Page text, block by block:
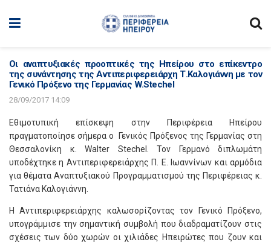
Οι αναπτυξιακές προοπτικές της Ηπείρου στο επίκεντρο
της συνάντησης της Αντιπεριφερειάρχη Τ.Καλογιάννη με τον
Γενικό Πρόξενο της Γερμανίας W.Stechel
28/09/2017 14:09
Εθιμοτυπική επίσκεψη στην Περιφέρεια Ηπείρου
πραγματοποίησε σήμερα ο Γενικός Πρόξενος της Γερμανίας στη
Θεσσαλονίκη κ. Walter Stechel. Τον Γερμανό διπλωμάτη
υποδέχτηκε η Αντιπεριφερειάρχης Π. Ε. Ιωαννίνων και αρμόδια
για θέματα Αναπτυξιακού Προγραμματισμού της Περιφέρειας κ.
Τατιάνα Καλογιάννη.
Η Αντιπεριφερειάρχης καλωσορίζοντας τον Γενικό Πρόξενο,
υπογράμμισε την σημαντική συμβολή που διαδραματίζουν στις
σχέσεις των δύο χωρών οι χιλιάδες Ηπειρώτες που ζουν και